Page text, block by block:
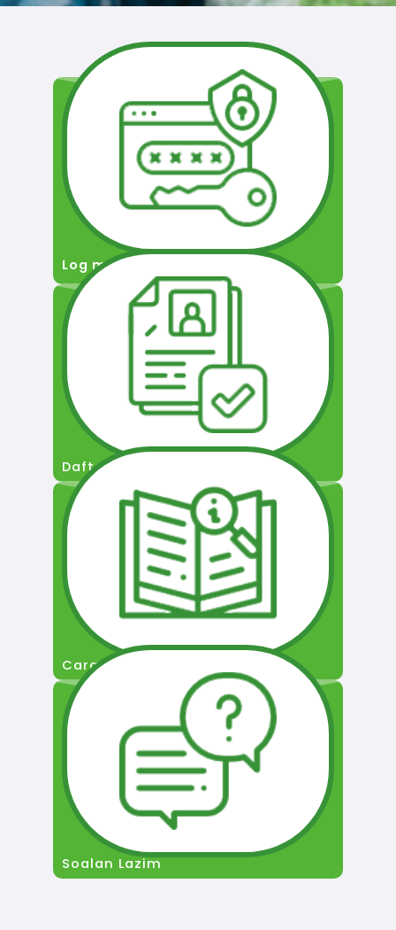
Log masuk
Daftar Pengguna
Cara Permohonan
Soalan Lazim